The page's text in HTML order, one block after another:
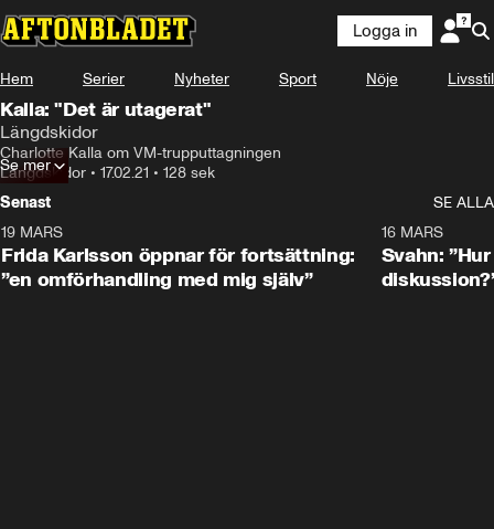
Logga in
Hem Serier Nyheter Sport Nöje Livsstil
Kalla: "Det är utagerat"
Längdskidor
Charlotte Kalla om VM-trupputtagningen
Längdskidor • 17.02.21 • 128 sek
Se mer
Senast
SE ALLA
19 MARS
Frida Karlsson öppnar för fortsättning:
”en omförhandling med mig själv”
16 MARS
Svahn: